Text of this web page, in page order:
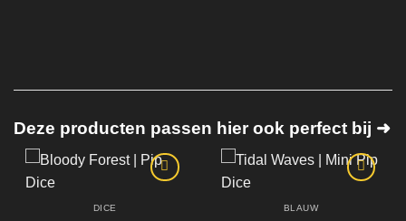
Deze producten passen hier ook perfect bij ➜
DICE BLAUW